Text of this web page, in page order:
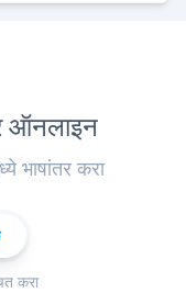
ऑनलाइन
भाषांतर करा
करा